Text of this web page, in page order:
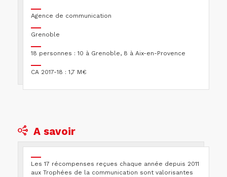
Agence de communication
Grenoble
18 personnes : 10 à Grenoble, 8 à Aix-en-Provence
CA 2017-18 : 1,7 M€
A savoir
Les 17 récompenses reçues chaque année depuis 2011
aux Trophées de la communication sont valorisantes